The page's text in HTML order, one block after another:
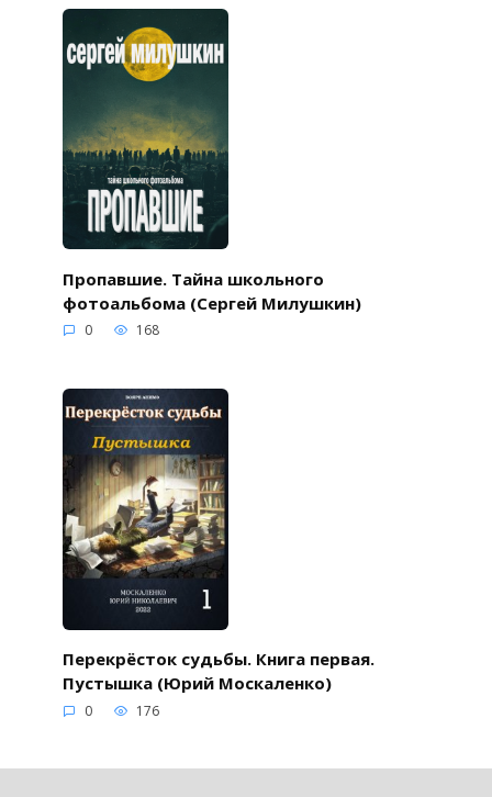
Пропавшие. Тайна школьного
фотоальбома (Сергей Милушкин)
0 168
Перекрёсток судьбы. Книга первая.
Пустышка (Юрий Москаленко)
0 176